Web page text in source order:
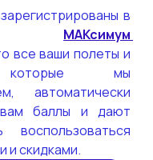
в
МАКсимум
все ваши полеты и
мы
автоматически
баллы и дают
воспользоваться
и скидками.